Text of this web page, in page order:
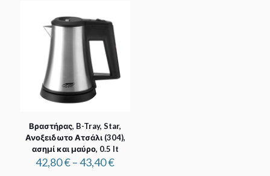
Βραστήρας, B-Tray, Star,
Ανοξειδωτο Ατσάλι (304),
ασημί και μαύρο, 0.5 lt
42,80€–43,40€Price